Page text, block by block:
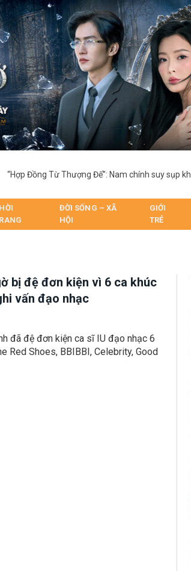
ĐỜI SỐNG – XÃ
HỘI
GIỚI
TRẺ
bị đệ đơn kiện vì 6 ca khúc
vấn đạo nhạc
đã đệ đơn kiện ca sĩ IU đạo nhạc 6
Red Shoes, BBIBBI, Celebrity, Good